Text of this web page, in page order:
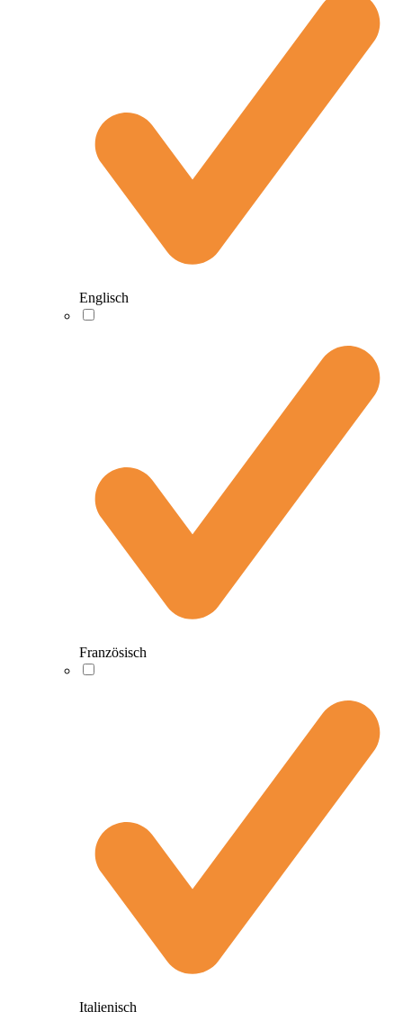
Englisch
Französisch
Italienisch